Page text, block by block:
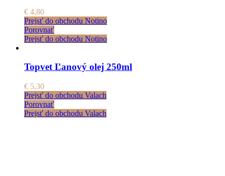
€ 4,80
Prejsť do obchodu Notino
Porovnať
Prejsť do obchodu Notino
Topvet Ľanový olej 250ml
€ 5,30
Prejsť do obchodu Valach
Porovnať
Prejsť do obchodu Valach